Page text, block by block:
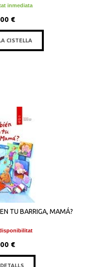
inmediata
€
CISTELLA
TU BARRIGA, MAMÁ?
€